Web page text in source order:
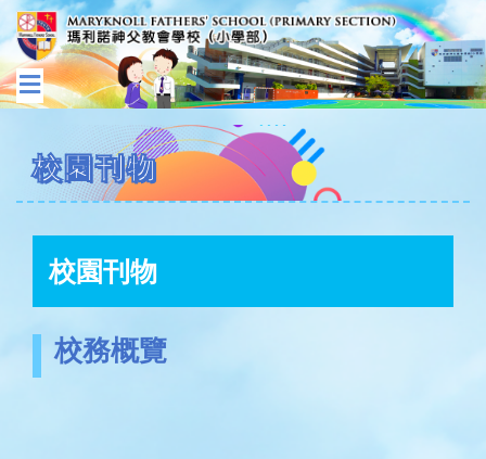
校園刊物
校園刊物
校務概覽